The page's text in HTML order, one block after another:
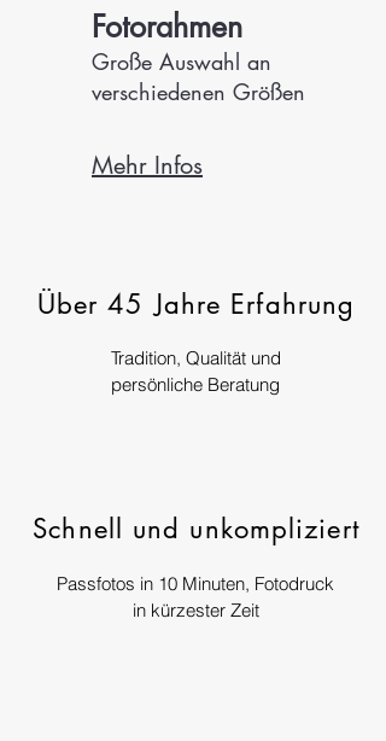
Fotorahmen
Große Auswahl an
verschiedenen Größen
Mehr Infos
Über 45 Jahre Erfahrung
Tradition, Qualität und
persönliche Beratung
Schnell und unkompliziert
Passfotos in 10 Minuten, Fotodruck
in kürzester Zeit